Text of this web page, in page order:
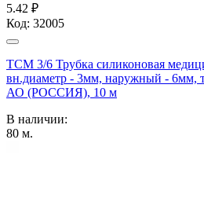
5.42 ₽
Код: 32005
ТСМ 3/6 Трубка силиконовая
вн.диаметр - 3мм, наружный -
АО (РОССИЯ), 10 м
В наличии:
80 м.